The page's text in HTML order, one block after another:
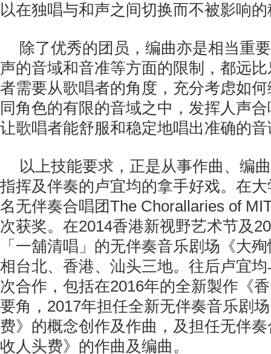
以在独唱与和声之间切换而不被影响
除了优秀的团员，编曲亦是相当重
声的音域和音准等方面的限制，都远
者需要从歌唱者的角度，充分考虑如
同角色的有限的音域之中，发挥人声
让歌唱者能舒服和稳定地唱出准确的
以上技能要求，正是从事作曲、编
指挥及伴奏的卢宜均的拿手好戏。在
名无伴奏合唱团The Chorallaries of
次获奖。在2014香港新视野艺术节及
「一舖清唱」的无伴奏音乐剧场《大
相台北、香港、汕头三地。往后卢宜
次合作，包括在2016年的全新製作《
要角，2017年担任全新无伴奏音乐剧
费》的概念创作及作曲，及担任无伴
收人头费》的作曲及编曲。